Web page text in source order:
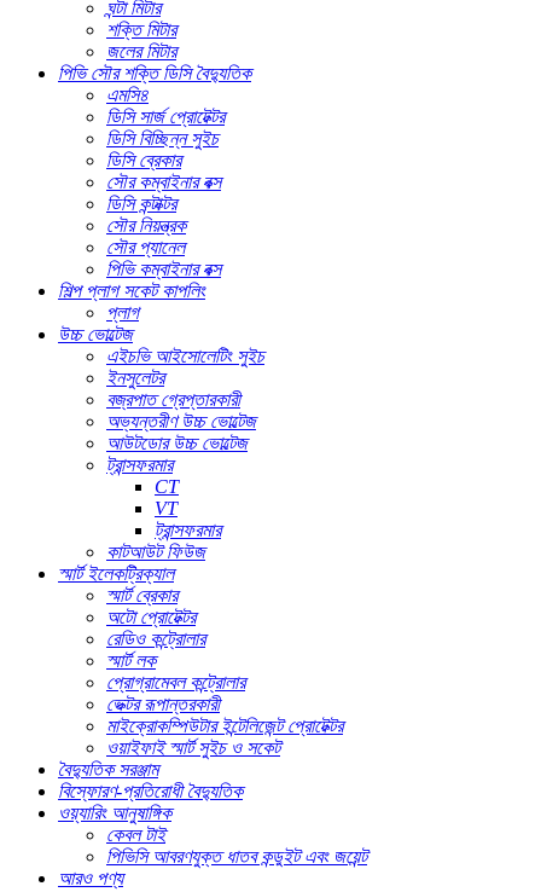
ঘন্টা মিটার
শক্তি মিটার
জলের মিটার
পিভি সৌর শক্তি ডিসি বৈদ্যুতিক
এমসি৪
ডিসি সার্জ প্রোটেক্টর
ডিসি বিচ্ছিন্ন সুইচ
ডিসি ব্রেকার
সৌর কম্বাইনার বক্স
ডিসি কন্টাক্টর
সৌর নিয়ন্ত্রক
সৌর প্যানেল
পিভি কম্বাইনার বক্স
শিল্প প্লাগ সকেট কাপলিং
প্লাগ
উচ্চ ভোল্টেজ
এইচভি আইসোলেটিং সুইচ
ইনসুলেটর
বজ্রপাত গ্রেপ্তারকারী
অভ্যন্তরীণ উচ্চ ভোল্টেজ
আউটডোর উচ্চ ভোল্টেজ
ট্রান্সফরমার
CT
VT
ট্রান্সফরমার
কাটআউট ফিউজ
স্মার্ট ইলেকট্রিক্যাল
স্মার্ট ব্রেকার
অটো প্রোটেক্টর
রেডিও কন্ট্রোলার
স্মার্ট লক
প্রোগ্রামেবল কন্ট্রোলার
ভেক্টর রূপান্তরকারী
মাইক্রোকম্পিউটার ইন্টেলিজেন্ট প্রোটেক্টর
ওয়াইফাই স্মার্ট সুইচ ও সকেট
বৈদ্যুতিক সরঞ্জাম
বিস্ফোরণ-প্রতিরোধী বৈদ্যুতিক
ওয়্যারিং আনুষাঙ্গিক
কেবল টাই
পিভিসি আবরণযুক্ত ধাতব কন্ডুইট এবং জয়েন্ট
আরও পণ্য